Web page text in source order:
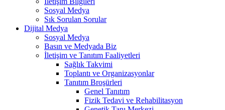
Sosyal Medya
Sık Sorulan Sorular
Dijital Medya
Sosyal Medya
Basın ve Medyada Biz
İletişim ve Tanıtım Faaliyetleri
Sağlık Takvimi
Toplantı ve Organizasyonlar
Tanıtım Broşürleri
Genel Tanıtım
Fizik Tedavi ve Rehabilitasyon